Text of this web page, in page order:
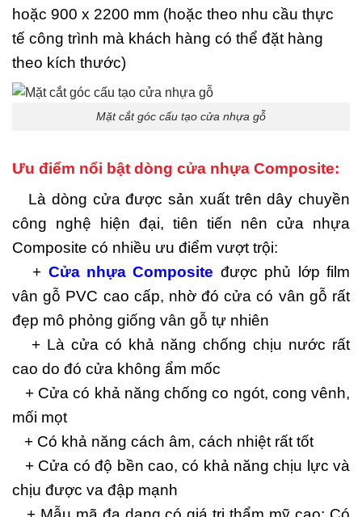
hoặc 900 x 2200 mm (hoặc theo nhu cầu thực
tế công trình mà khách hàng có thể đặt hàng
theo kích thước)
Mặt cắt góc cấu tạo cửa nhựa gỗ
Ưu điểm nổi bật dòng cửa nhựa Composite:
Là dòng cửa được sản xuất trên dây chuyền
công nghệ hiện đại, tiên tiến nên cửa nhựa
Composite có nhiều ưu điểm vượt trội:
+ Cửa nhựa Composite được phủ lớp film
vân gỗ PVC cao cấp, nhờ đó cửa có vân gỗ rất
đẹp mô phỏng giống vân gỗ tự nhiên
+ Là cửa có khả năng chống chịu nước rất
cao do đó cửa không ẩm mốc
+ Cửa có khả năng chống co ngót, cong vênh,
mối mọt
+ Có khả năng cách âm, cách nhiệt rất tốt
+ Cửa có độ bền cao, có khả năng chịu lực và
chịu được va đập mạnh